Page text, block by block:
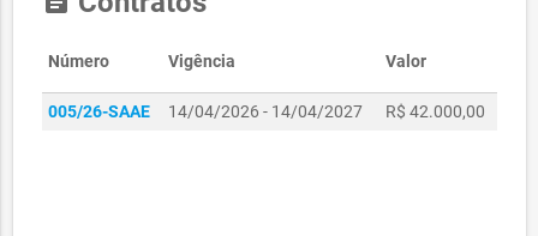
Número Vigência Valor
005/26-SAAE 14/04/2026 - 14/04/2027 R$ 42.000,00